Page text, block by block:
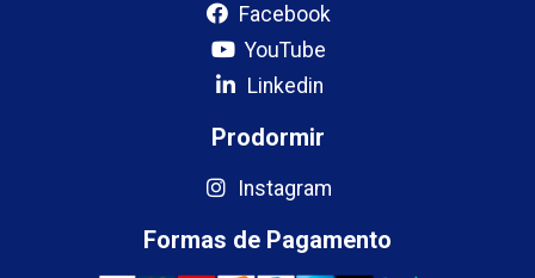
Facebook
YouTube
Linkedin
Prodormir
Instagram
Formas de Pagamento